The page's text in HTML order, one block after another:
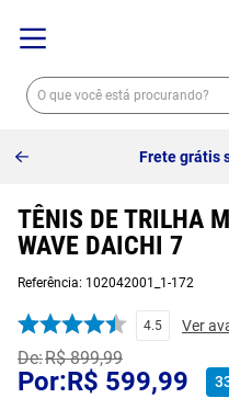
Frete grátis
TÊNIS DE TRILHA
WAVE DAICHI 7
Referência: 102042001_1-172
4.5 Ver
R$ 899,99
R$ 599,99